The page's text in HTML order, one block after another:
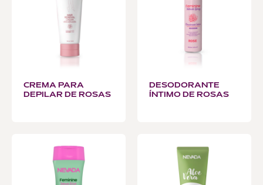
CREMA PARA
DEPILAR DE ROSAS
DESODORANTE
ÍNTIMO DE ROSAS